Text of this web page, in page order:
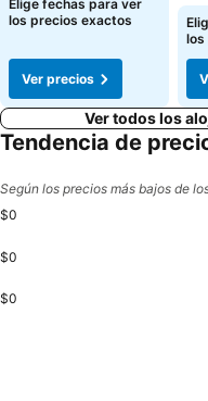
Elige fechas para ver
los precios exactos
Ver precios
los
Ver todos los
Tendencia de
Según los precios más bajos de
$0
$0
$0